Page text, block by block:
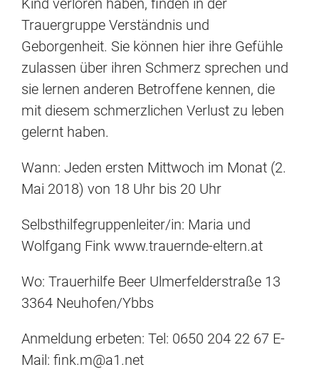
Kind verloren haben, finden in der
Trauergruppe Verständnis und
Geborgenheit. Sie können hier ihre Gefühle
zulassen über ihren Schmerz sprechen und
sie lernen anderen Betroffene kennen, die
mit diesem schmerzlichen Verlust zu leben
gelernt haben.
Wann: Jeden ersten Mittwoch im Monat (2.
Mai 2018) von 18 Uhr bis 20 Uhr
Selbsthilfegruppenleiter/in: Maria und
Wolfgang Fink www.trauernde-eltern.at
Wo: Trauerhilfe Beer Ulmerfelderstraße 13
3364 Neuhofen/Ybbs
Anmeldung erbeten: Tel: 0650 204 22 67 E-
Mail: fink.m@a1.net